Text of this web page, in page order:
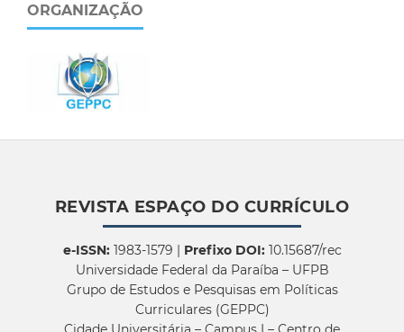
ORGANIZAÇÃO
REVISTA ESPAÇO DO CURRÍCULO
e-ISSN:1983-1579 | Prefixo DOI:10.15687/rec
Universidade Federal da Paraíba – UFPB
Grupo de Estudos e Pesquisas em Políticas
Curriculares (GEPPC)